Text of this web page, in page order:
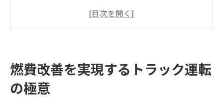
燃費向上に効く発進と加速の極意解説
トラック燃費に影響する運転習慣を見直す
実践しやすいトラック燃費向上テクニック
燃費改善を実現するトラック運転
の極意